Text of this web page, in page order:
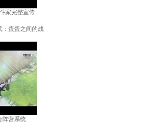
家完整宣传
：蛋蛋之间的战
阵营系统